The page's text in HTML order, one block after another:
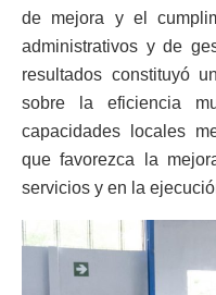
de mejora y el
administrativos y de
resultados constituyó
sobre la eficiencia
capacidades locales
que favorezca la
servicios y en la